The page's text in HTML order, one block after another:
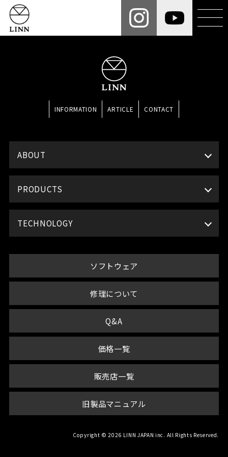
INFORMATION ARTICLE CONTACT
ABOUT
PRODUCTS
TECHNOLOGY
ソフトウェア
修理について
Q&A
価格一覧
販売店一覧
旧製品マニュアル
Copyright © 2026 LINN JAPAN inc. All Rights Reserved.